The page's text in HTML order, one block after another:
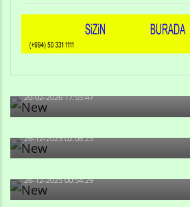
Qulu Məhərrəmli: Sosial
20-02-2026 17:55:47
Məni bura NAZİR GÖNDƏRİB -
olan və...
26-12-2025 02:08:23
-Ay qız, sən məhkəməni
də, məni...
26-12-2025 00:54:29